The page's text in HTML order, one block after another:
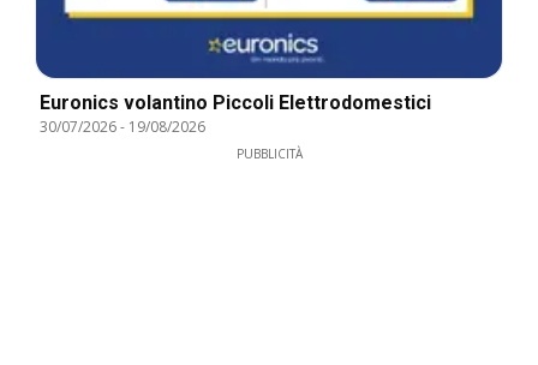
Euronics volantino Piccoli Elettrodomestici
30/07/2026- 19/08/2026
PUBBLICITÀ